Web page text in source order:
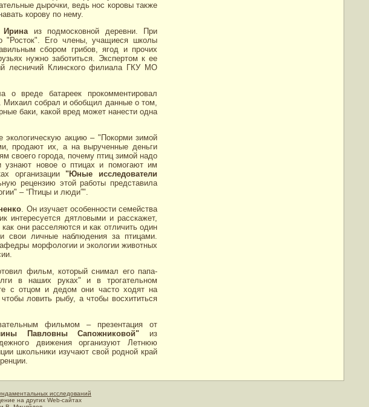
дырочки, ведь нос коровы также
корову по нему.
Иринаиз подмосковной деревни. При
"Росток". Его члены, учащиеся школы
сбором грибов, ягод и прочих
нужно заботиться. Экспертом к ее
лесничий Клинского филиала ГКУ МО
о вреде батареек прокомментировал
Михаил собрал и обобщил данные о том,
баки, какой вред может нанести одна
экологическую акцию – "Покорми зимой
продают их, а на вырученные деньги
своего города, почему птиц зимой надо
узнают новое о птицах и помогают им
организации "Юные исследователи
рецензию этой работы представила
– “Птицы и люди”".
. Он изучает особенности семейства
интересуется дятловыми и расскажет,
они расселяются и как отличить один
свои личные наблюдения за птицами.
морфологии и экологии животных
фильм, который снимал его папа-
в наших руках" и в трогательном
с отцом и дедом они часто ходят на
ловить рыбу, а чтобы восхититься
фильмом – презентация от
Павловны Сапожниковой" из
движения организуют Летнюю
школьники изучают свой родной край
исследований
на других Web-сайтах